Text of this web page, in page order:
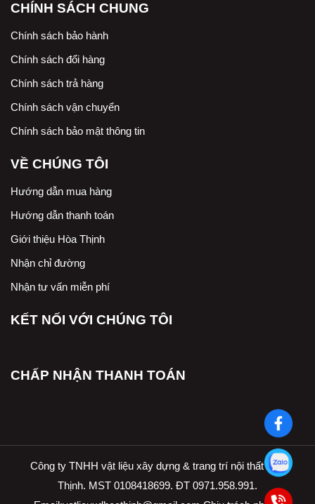
CHÍNH SÁCH CHUNG
Chính sách bảo hành
Chính sách đổi hàng
Chính sách trả hàng
Chính sách vận chuyển
Chính sách bảo mật thông tin
VỀ CHÚNG TÔI
Hướng dẫn mua hàng
Hướng dẫn thanh toán
Giới thiệu Hòa Thịnh
Nhận chỉ đường
Nhận tư vấn miễn phí
KẾT NỐI VỚI CHÚNG TÔI
CHẤP NHẬN THANH TOÁN
Công ty TNHH vật liệu xây dựng & trang trí nội thất Hòa
Thịnh. MST 0108418699. ĐT 0971.958.991.